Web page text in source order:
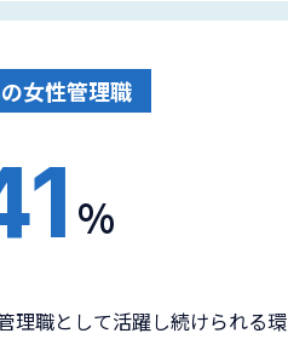
女性管理職
%
理職として活躍し続けられる環